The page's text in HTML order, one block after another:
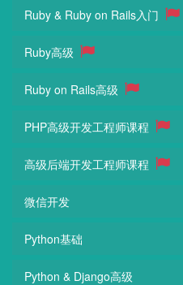
Ruby & Ruby on Rails入门
Ruby高级
Ruby on Rails高级
PHP高级开发工程师课程
高级后端开发工程师课程
微信开发
Python基础
Python & Django高级